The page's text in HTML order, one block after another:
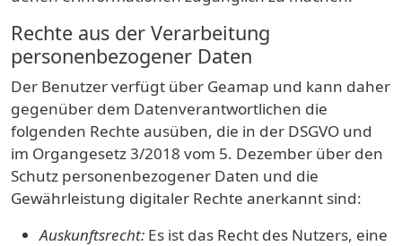
Rechte aus der Verarbeitung
personenbezogener Daten
Der Benutzer verfügt über Geamap und kann daher
gegenüber dem Datenverantwortlichen die
folgenden Rechte ausüben, die in der DSGVO und
im Organgesetz 3/2018 vom 5. Dezember über den
Schutz personenbezogener Daten und die
Gewährleistung digitaler Rechte anerkannt sind:
Auskunftsrecht: Es ist das Recht des Nutzers, eine